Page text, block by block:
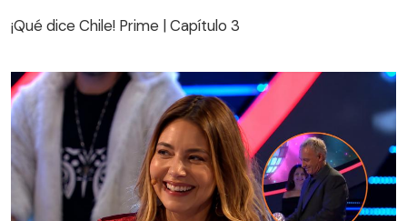
¡Qué dice Chile! Prime | Capítulo 3